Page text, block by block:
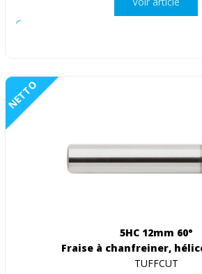
NETTO
5HC 12mm 60°
Fraise à chanfreiner,
TUFFCUT